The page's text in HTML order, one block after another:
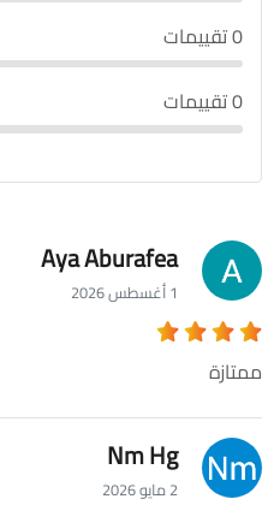
0 تقييمات
0 تقييمات
Aya Aburafea
1 أغسطس 2026
ممتازة
Nm Hg
2 مايو 2026